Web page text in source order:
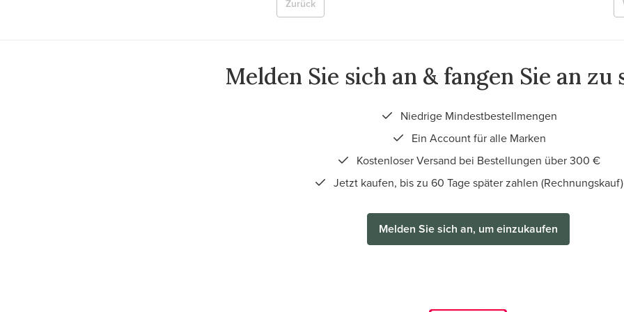
Zurück
Melden Sie sich an & fangen Sie an zu
Niedrige Mindestbestellmengen
Ein Account für alle Marken
Kostenloser Versand bei Bestellungen über 300 €
Jetzt kaufen, bis zu 60 Tage später zahlen (Rechnungskauf)
Melden Sie sich an, um einzukaufen